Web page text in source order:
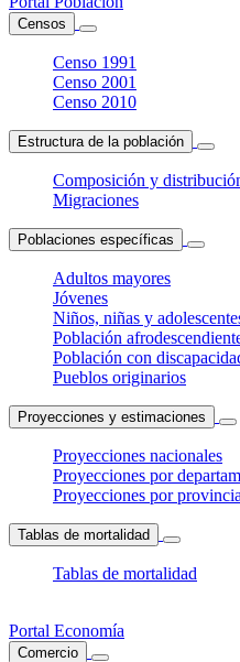
Censos
Censo 1991
Censo 2001
Censo 2010
Estructura de la población
Composición y
Migraciones
Poblaciones específicas
Adultos mayores
Jóvenes
Niños, niñas y
Población
Población con
Pueblos originarios
Proyecciones y estimaciones
Proyecciones nacionales
Proyecciones por
Proyecciones por provincia
Tablas de mortalidad
Tablas de mortalidad
Portal Economía
Comercio